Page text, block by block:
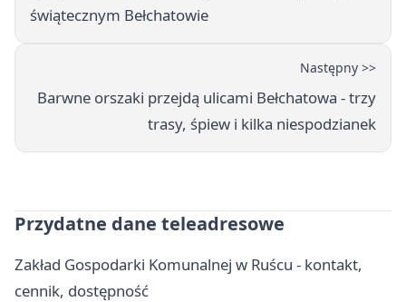
świątecznym Bełchatowie
Następny >>
Barwne orszaki przejdą ulicami Bełchatowa - trzy
trasy, śpiew i kilka niespodzianek
Przydatne dane teleadresowe
Zakład Gospodarki Komunalnej w Ruścu - kontakt,
cennik, dostępność